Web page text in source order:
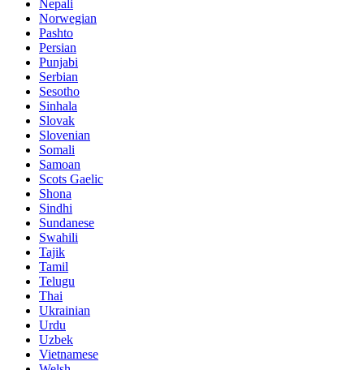
Nepali
Norwegian
Pashto
Persian
Punjabi
Serbian
Sesotho
Sinhala
Slovak
Slovenian
Somali
Samoan
Scots Gaelic
Shona
Sindhi
Sundanese
Swahili
Tajik
Tamil
Telugu
Thai
Ukrainian
Urdu
Uzbek
Vietnamese